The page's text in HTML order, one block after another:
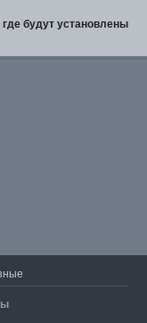
где будут установлены